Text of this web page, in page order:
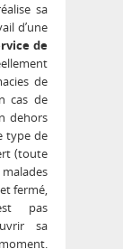
sa
d’une
de
de
cas de
dehors
type de
(toute
fermé,
pas
sa